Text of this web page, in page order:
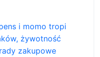
i momo tropi
żywotność
zakupowe